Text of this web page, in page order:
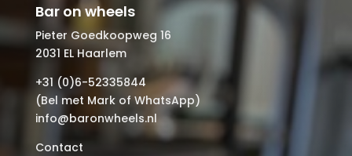
Bar on wheels
Pieter Goedkoopweg 16
2031 EL Haarlem
+31 (0)6-52335844
(Bel met Mark of WhatsApp)
info@baronwheels.nl
Contact